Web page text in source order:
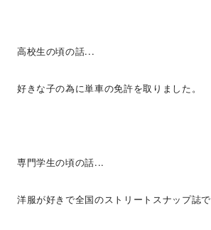
高校生の頃の話...
好きな子の為に単車の免許を取りました。
専門学生の頃の話...
洋服が好きで全国のストリートスナップ誌で